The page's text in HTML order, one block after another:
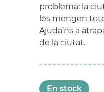
problema: la
les mengen
Ajuda’ns a
de la ciutat.
En stock